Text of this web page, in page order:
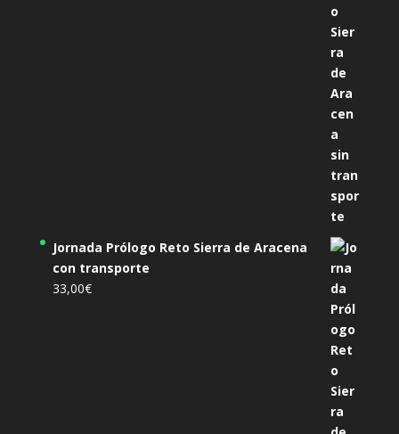
Jornada Prólogo Reto Sierra de Aracena
con transporte
33,00€